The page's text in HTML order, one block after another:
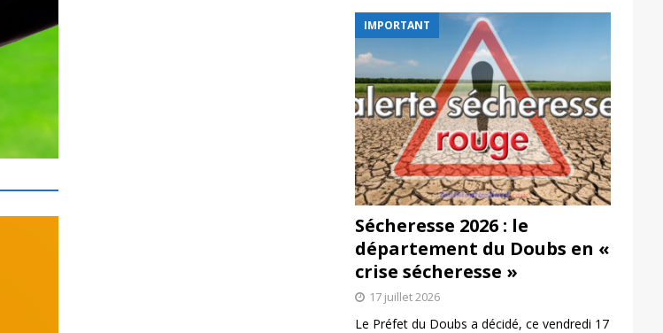
IMPORTANT
Sécheresse 2026 : le
département du Doubs en «
crise sécheresse »
17 juillet 2026
Le Préfet du Doubs a décidé, ce vendredi 17